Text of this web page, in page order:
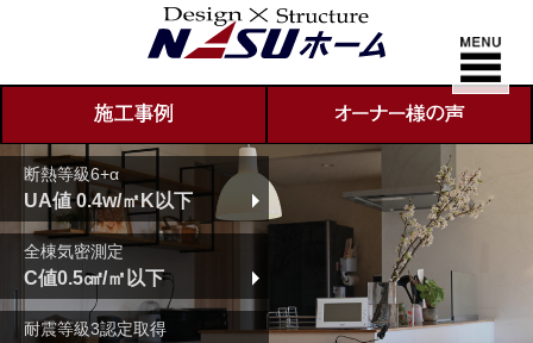
断熱等級6+α
UA値 0.4w/㎡K以下
全棟気密測定
C値0.5㎠/㎡以下
耐震等級3認定取得